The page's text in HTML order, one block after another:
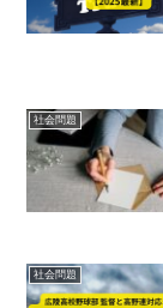
社会問題
社会問題